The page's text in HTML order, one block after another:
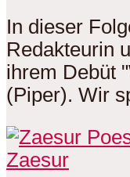
In dieser
Redakteurin
ihrem Debüt
(Piper). Wir
Zaesur